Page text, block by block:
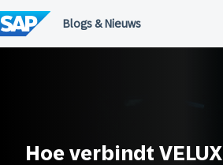
naar
de
inhoud
Hoe verbindt VELUX